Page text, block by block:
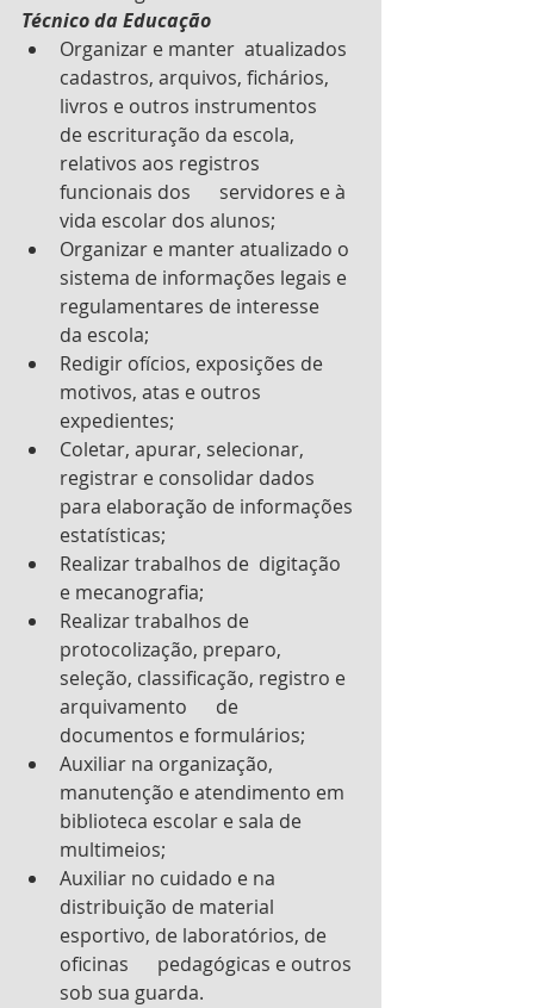
Técnico da Educação
Organizar e manter  atualizados
cadastros, arquivos, fichários,
livros e outros instrumentos
de escrituração da escola,
relativos aos registros
funcionais dos      servidores e à
vida escolar dos alunos;
Organizar e manter atualizado o
sistema de informações legais e
regulamentares de interesse
da escola;
Redigir ofícios, exposições de
motivos, atas e outros
expedientes;
Coletar, apurar, selecionar,
registrar e consolidar dados
para elaboração de informações
estatísticas;
Realizar trabalhos de  digitação
e mecanografia;
Realizar trabalhos de
protocolização, preparo,
seleção, classificação, registro e
arquivamento      de
documentos e formulários;
Auxiliar na organização,
manutenção e atendimento em
biblioteca escolar e sala de
multimeios;
Auxiliar no cuidado e na
distribuição de material
esportivo, de laboratórios, de
oficinas      pedagógicas e outros
sob sua guarda.